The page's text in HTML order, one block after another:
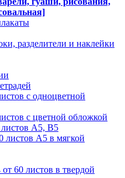
разделители и наклейки
с одноцветной
с цветной обложкой
A5, B5
листов А5 в мягкой
60 листов в твердой